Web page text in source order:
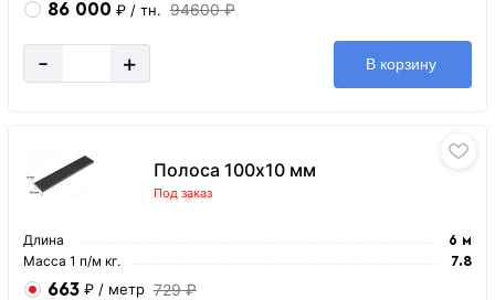
86 000 ₽ / тн. 94600 ₽
- + В корзину
Полоса 100х10 мм
Под заказ
Длина 6 м
Масса 1 п/м кг. 7.8
663 ₽ / метр 729 ₽